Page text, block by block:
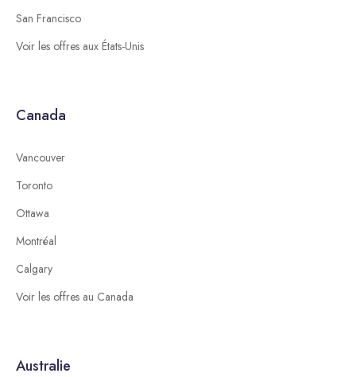
San Francisco
Voir les offres aux États-Unis
Canada
Vancouver
Toronto
Ottawa
Montréal
Calgary
Voir les offres au Canada
Australie